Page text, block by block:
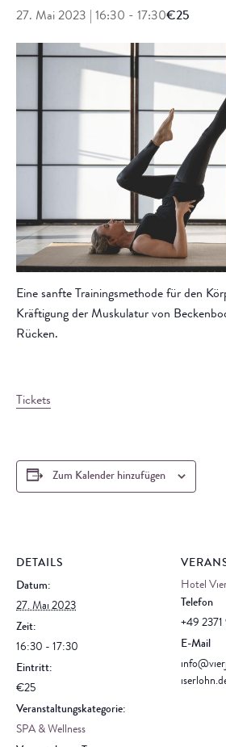
27. Mai 2023 | 16:30 - 17:30€25
Eine sanfte Trainingsmethode für den
Kräftigung der Muskulatur von
Rücken.
Tickets
Zum Kalender hinzufügen
DETAILS
Datum:
27. Mai 2023
Zeit:
16:30 - 17:30
Eintritt:
€25
Veranstaltungskategorie:
SPA & Wellness
Hotel
Telefon
+49 2371
E-Mail